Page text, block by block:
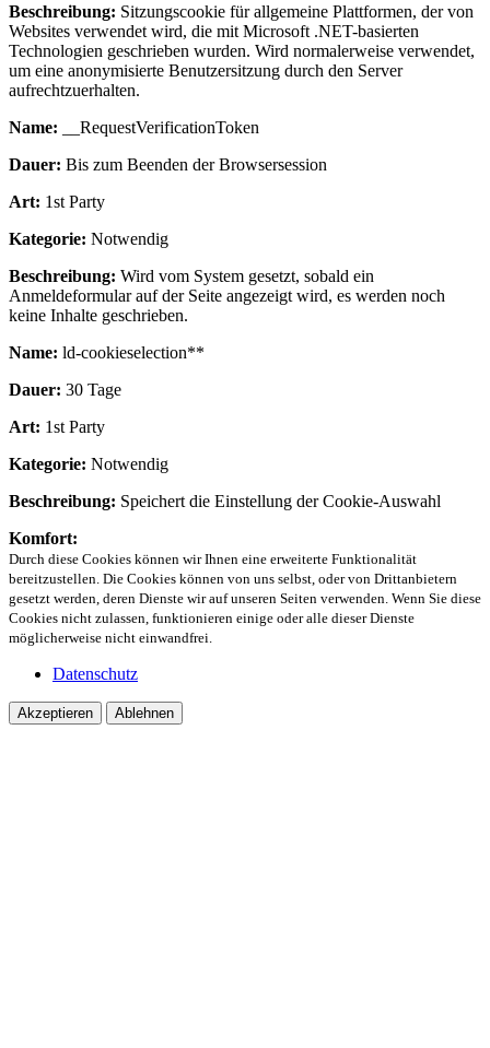
Beschreibung: Sitzungscookie für allgemeine Plattformen, der von
Websites verwendet wird, die mit Microsoft .NET-basierten
Technologien geschrieben wurden. Wird normalerweise verwendet,
um eine anonymisierte Benutzersitzung durch den Server
aufrechtzuerhalten.
Name: __RequestVerificationToken
Dauer: Bis zum Beenden der Browsersession
Art: 1st Party
Kategorie: Notwendig
Beschreibung: Wird vom System gesetzt, sobald ein
Anmeldeformular auf der Seite angezeigt wird, es werden noch
keine Inhalte geschrieben.
Name: ld-cookieselection**
Dauer: 30 Tage
Art: 1st Party
Kategorie: Notwendig
Beschreibung: Speichert die Einstellung der Cookie-Auswahl
Komfort:
Durch diese Cookies können wir Ihnen eine erweiterte Funktionalität
bereitzustellen. Die Cookies können von uns selbst, oder von Drittanbietern
gesetzt werden, deren Dienste wir auf unseren Seiten verwenden. Wenn Sie diese
Cookies nicht zulassen, funktionieren einige oder alle dieser Dienste
möglicherweise nicht einwandfrei.
Datenschutz
Akzeptieren Ablehnen